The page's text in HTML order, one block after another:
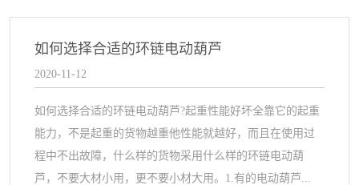
如何选择合适的环链电动葫芦
2020-11-12
如何选择合适的环链电动葫芦?起重性能好坏全靠它的起重
能力，不是起重的货物越重他性能就越好，而且在使用过
程中不出故障，什么样的货物采用什么样的环链电动葫
芦，不要大材小用，更不要小材大用。1.有的电动葫芦...